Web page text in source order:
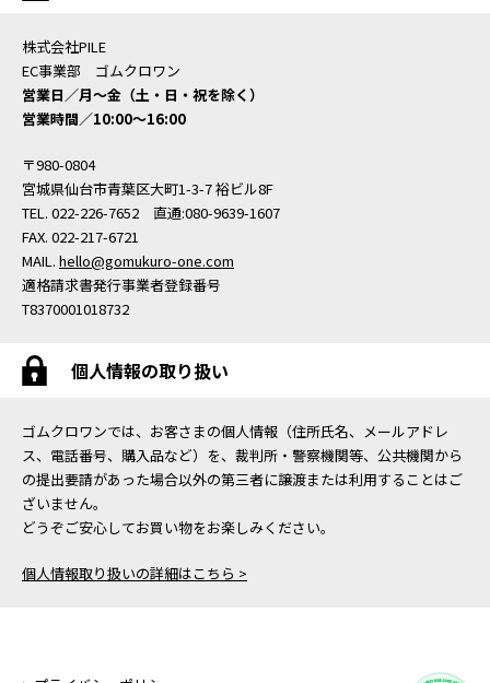
株式会社PILE
EC事業部 ゴムクロワン
営業日／月〜金（土・日・祝を除く）
営業時間／10:00〜16:00
〒980-0804
宮城県仙台市青葉区大町1-3-7 裕ビル8F
TEL. 022-226-7652 直通:080-9639-1607
FAX. 022-217-6721
MAIL. hello@gomukuro-one.com
適格請求書発行事業者登録番号
T8370001018732
個人情報の取り扱い
ゴムクロワンでは、お客さまの個人情報（住所氏名、メールアドレ
ス、電話番号、購入品など）を、裁判所・警察機関等、公共機関から
の提出要請があった場合以外の第三者に譲渡または利用することはご
ざいません。
どうぞご安心してお買い物をお楽しみください。
個人情報取り扱いの詳細はこちら >